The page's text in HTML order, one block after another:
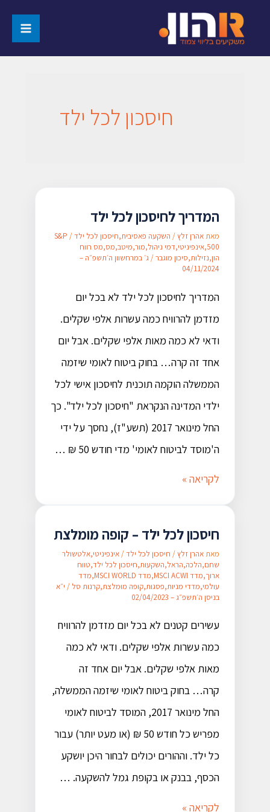
חיסכון לכל ילד
המדריך לחיסכון לכל ילד
מאתאהרן זלץ/השקעה פאסיבית,חיסכון לכל ילד/
S&P
500
,אינפיניטי,דמי ניהול,מור,מיטב,מס,מס רווח
הון,נזילות,סיכון מוגבר/ג׳ במרחשוון ה׳תשפ״ה –
04/11/2024
המדריך לחיסכון לכל ילד לא בכל יום
מזדמן להרוויח כמה עשרות אלפי שקלים.
ודאי לא כמה מאות אלפי שקלים. אבל יום
אחד זה קרה… בחוק ביטוח לאומי שיזמה
הממשלה הוקמה תוכנית לחיסכון אישי לכל
ילדי המדינה הנקראת "חיסכון לכל ילד". כך
החל מינואר 2017 (תשע"ז), נחסך על ידי
ה'מוסד לביטוח לאומי' מדי חודש 50 ₪ …
לקריאה »
חיסכון לכל ילד – קופה מומלצת
מאתאהרן זלץ/חיסכון לכל ילד/אינפיניטי,אלטשולר
שחם,הלכה,הראל,השקעות,חיסכון לכל ילד,טווח
ארוך,מדד MSCI ACWI ,מדד MSCI WORLD ,מדד
עולמי,מדדי מניות,פסגות,קופה מומלצת,קרנות סל/ י״א
בניסן ה׳תשפ״ג – 02/04/2023
עשירים קטנים לא בכל יום מזדמן להרוויח
כמה עשרות אלפי שקלים. ודאי לא כמה
מאות אלפי שקלים. אבל יום אחד זה
קרה… בחוק ביטוח לאומי שיזמה הממשלה,
החל מינואר 2017, המוסד לביטוח לאומי
מפריש כל חודש 50 ₪ (או מעט יותר) עבור
כל ילד. וההורים יכולים לבחור היכן יושקע
הכסף, בבנק או בקופת גמל להשקעה. …
לקריאה »